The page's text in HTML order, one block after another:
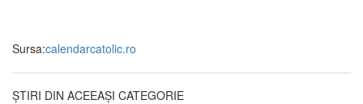
Sursa:calendarcatolic.ro
ȘTIRI DIN ACEEAȘI CATEGORIE